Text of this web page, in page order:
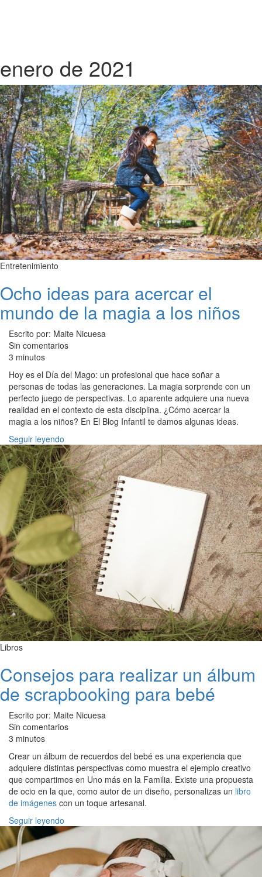
enero de 2021
Entretenimiento
Ocho ideas para acercar el
mundo de la magia a los niños
Escrito por: Maite Nicuesa
Sin comentarios
3 minutos
Hoy es el Día del Mago: un profesional que hace soñar a
personas de todas las generaciones. La magia sorprende con un
perfecto juego de perspectivas. Lo aparente adquiere una nueva
realidad en el contexto de esta disciplina. ¿Cómo acercar la
magia a los niños? En El Blog Infantil te damos algunas ideas.
Seguir leyendo
Libros
Consejos para realizar un álbum
de scrapbooking para bebé
Escrito por: Maite Nicuesa
Sin comentarios
3 minutos
Crear un álbum de recuerdos del bebé es una experiencia que
adquiere distintas perspectivas como muestra el ejemplo creativo
que compartimos en Uno más en la Familia. Existe una propuesta
de ocio en la que, como autor de un diseño, personalizas un libro
de imágenes con un toque artesanal.
Seguir leyendo